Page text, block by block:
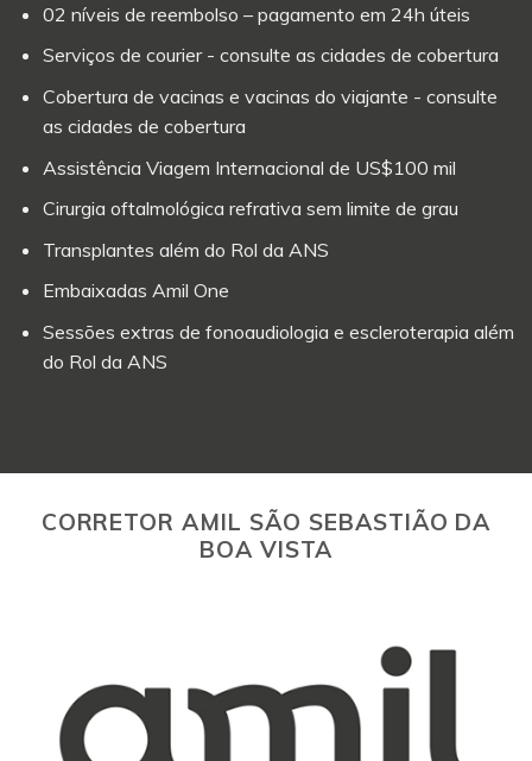
02 níveis de reembolso – pagamento em 24h úteis
Serviços de courier - consulte as cidades de cobertura
Cobertura de vacinas e vacinas do viajante - consulte
as cidades de cobertura
Assistência Viagem Internacional de US$100 mil
Cirurgia oftalmológica refrativa sem limite de grau
Transplantes além do Rol da ANS
Embaixadas Amil One
Sessões extras de fonoaudiologia e escleroterapia além
do Rol da ANS
CORRETOR AMIL SÃO SEBASTIÃO DA
BOA VISTA